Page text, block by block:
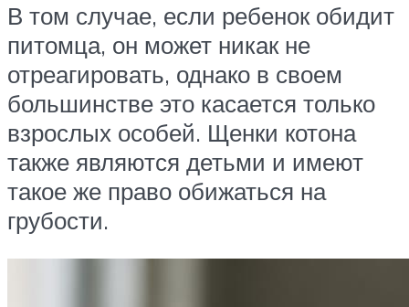
В том случае, если ребенок обидит
питомца, он может никак не
отреагировать, однако в своем
большинстве это касается только
взрослых особей. Щенки котона
также являются детьми и имеют
такое же право обижаться на
грубости.